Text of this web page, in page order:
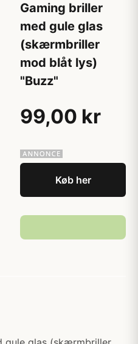
Gaming briller
med gule glas
(skærmbriller
mod blåt lys)
"Buzz"
99,00 kr
Køb her